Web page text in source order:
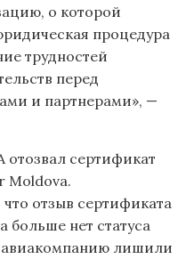
о которой
процедура
трудностей
перед
и партнерами», —
отозвал сертификат
Moldova.
отзыв сертификата
больше нет статуса
авиакомпанию лишили